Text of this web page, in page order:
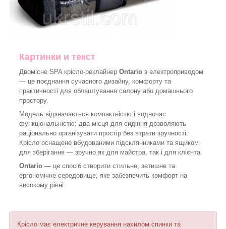
Картинки и текст
Двомісне SPA крісло-реклайнер Ontario з електроприводом
— це поєднання сучасного дизайну, комфорту та
практичності для облаштування салону або домашнього
простору.
Модель відзначається компактністю і водночас
функціональністю: два місця для сидіння дозволяють
раціонально організувати простір без втрати зручності.
Крісло оснащене вбудованими підсклянниками та ящиком
для зберігання — зручно як для майстра, так і для клієнта.
Ontario — це спосіб створити стильне, затишне та
ергономічне середовище, яке забезпечить комфорт на
високому рівні.
Крісло має електричне керування нахилом спинки та